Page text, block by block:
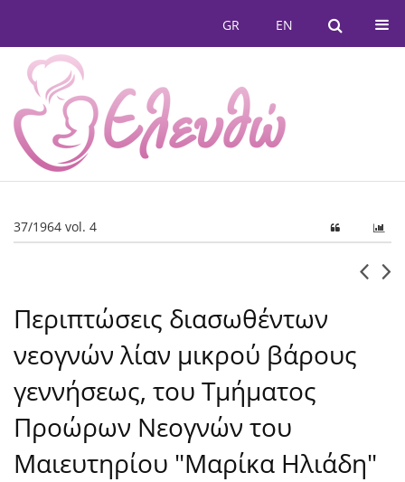
EN
GR
37/1964 vol. 4
Περιπτώσεις διασωθέντων
νεογνών λίαν μικρού βάρους
γεννήσεως, του Τμήματος
Προώρων Νεογνών του
Μαιευτηρίου "Μαρίκα Ηλιάδη"